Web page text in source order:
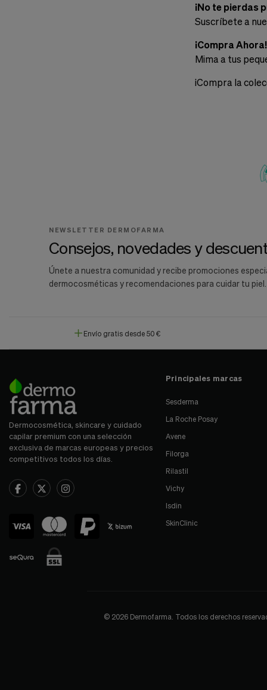
¡No te pierdas
Suscríbete a
¡Compra Ahora!
Mima a tus
¡Compra la
NEWSLETTER DERMOFARMA
Consejos, novedades y
Únete a nuestra comunidad y recibe promociones
dermocosméticas y recomendaciones para cuidar tu piel.
Envío gratis desde 50 €
Dermocosmética, skincare y cuidado
capilar premium con una selección
exclusiva de marcas europeas y precios
competitivos todos los días.
Principales marcas
Sesderma
La Roche Posay
Avene
Filorga
Rilastil
Vichy
Isdin
SkinClinic
© 2026 Dermofarma. Todos los derechos